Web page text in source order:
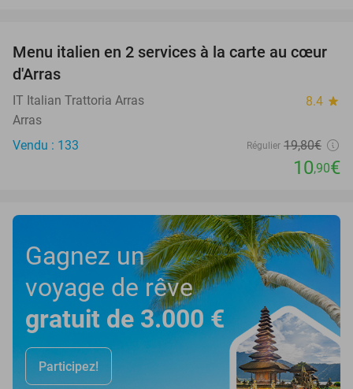
45%
Menu italien en 2 services à la carte au cœur
d'Arras
IT Italian Trattoria Arras 8.4 star
Arras
Vendu : 133
Régulier 19,80€
10,90€
Gagnez un
voyage de rêve
gratuit de 3.000 €
Participez!